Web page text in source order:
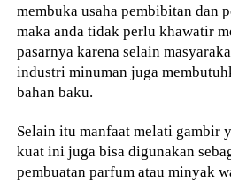
membuka usaha pembibitan dan
maka anda tidak perlu khawatir
pasarnya karena selain
industri minuman juga
bahan baku.
Selain itu manfaat melati gambir
kuat ini juga bisa digunakan
pembuatan parfum atau minyak